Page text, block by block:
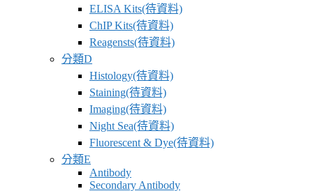
ELISA Kits(待資料)
ChIP Kits(待資料)
Reagensts(待資料)
分類D
Histology(待資料)
Staining(待資料)
Imaging(待資料)
Night Sea(待資料)
Fluorescent & Dye(待資料)
分類E
Antibody
Secondary Antibody